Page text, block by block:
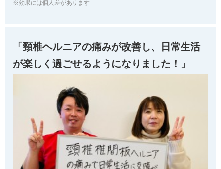
※効果には個人差があります
「頸椎ヘルニアの痛みが改善し、日常生活
が楽しく過ごせるようになりました！」